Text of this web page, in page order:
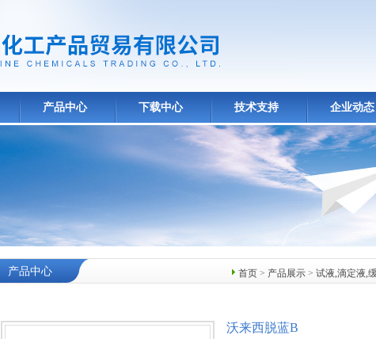
产品中心 下载中心 技术支持 企业动态
首页 > 产品展示 > 试液,滴定液,
产品中心
沃来西脱蓝B